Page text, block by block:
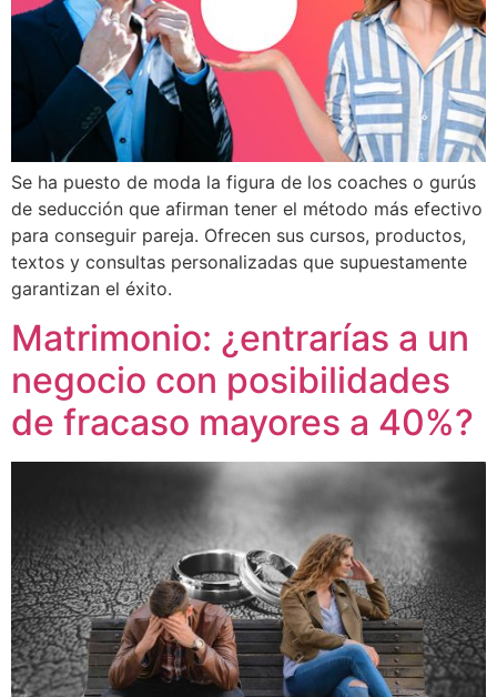
Se ha puesto de moda la figura de los coaches o gurús
de seducción que afirman tener el método más efectivo
para conseguir pareja. Ofrecen sus cursos, productos,
textos y consultas personalizadas que supuestamente
garantizan el éxito.
Matrimonio: ¿entrarías a un
negocio con posibilidades
de fracaso mayores a 40%?